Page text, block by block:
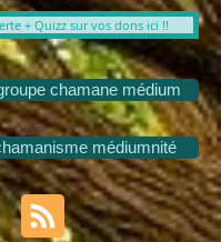
+ Quizz sur vos dons ici !!
chamane médium
médiumnité